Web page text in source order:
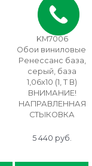
KM7006
Обои виниловые
Ренессанс база,
серый, база
1,06х10 (1, Т В)
ВНИМАНИЕ!
НАПРАВЛЕННАЯ
СТЫКОВКА
5 440 руб.